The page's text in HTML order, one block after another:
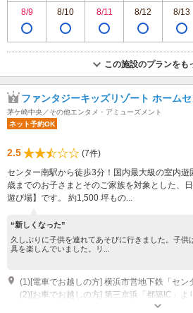
8/9
8/10 8/11 8/12 8/13
この施設のプランをも
ファンタジーキッズリゾート ホーム
茅ケ崎中央／その他エンタメ・アミューズメント
ネット予約OK
2.5
(7件)
センター南駅から徒歩3分！国内最大級の室内
歳までのお子さまとそのご家族を対象とした、
遊び場】です。 約1,500 坪もの...
“新しくなった”
久しぶりに子供を連れてあそびに行きました。子供
具を楽しんでいました。リ...
(1)[電車でお越しの方] 横浜市営地下鉄「セン
営業期間：[平日] 10：00～18：00 [休日]